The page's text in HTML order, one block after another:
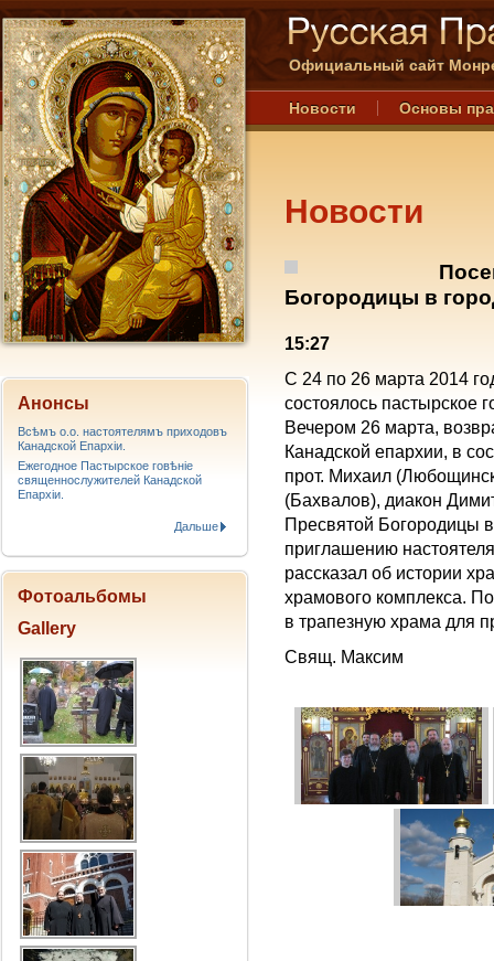
Официальный сайт
Новости Основы
Новости
Богородицы в
15:27
С 24 по 26 марта 2014
состоялось пастырское
Вечером 26 марта,
Канадской епархии, в
прот. Михаил
(Бахвалов), диакон
Пресвятой Богородицы
приглашению
рассказал об истории
храмового комплекса.
в трапезную храма для
Свящ. Максим
Анонсы
Всѣмъ о.о. настоятелямъ приходовъ
Канадской Епархiи.
Ежегодное Пастырское говѣніе
священнослужителей Канадской
Епархіи.
Дальше
Фотоальбомы
Gallery